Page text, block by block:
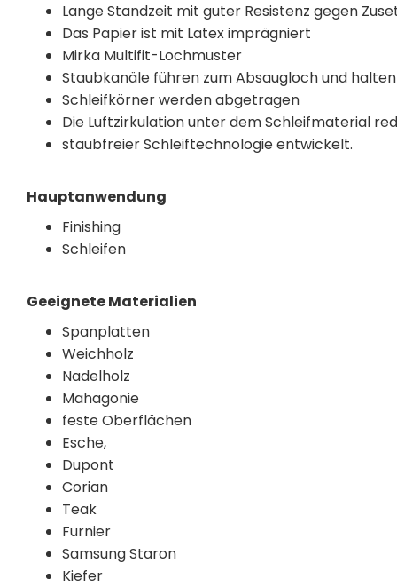
Lange Standzeit mit guter Resistenz gegen
Das Papier ist mit Latex imprägniert
Mirka Multifit-Lochmuster
Staubkanäle führen zum Absaugloch und
Schleifkörner werden abgetragen
Die Luftzirkulation unter dem Schleifmaterial
staubfreier Schleiftechnologie entwickelt.
Hauptanwendung
Finishing
Schleifen
Geeignete Materialien
Spanplatten
Weichholz
Nadelholz
Mahagonie
feste Oberflächen
Esche,
Dupont
Corian
Teak
Furnier
Samsung Staron
Kiefer